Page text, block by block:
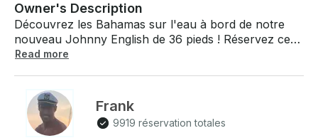
Owner's Description
Découvrez les Bahamas sur l'eau à bord de notre
nouveau Johnny English de 36 pieds ! Réservez ce
bateau dès aujourd'hui pour seulement 200$ de
paradis grâce à l'ultime aventure en bateau tout
compris. Sirotez des boissons et savourez de
délicieux plats pendant que nos guides locaux animés
Read more
Frank
9919 réservation totales